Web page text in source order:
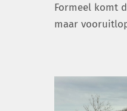
Formeel komt
maar